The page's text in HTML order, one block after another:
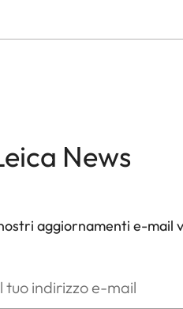
News
aggiornamenti e-mail